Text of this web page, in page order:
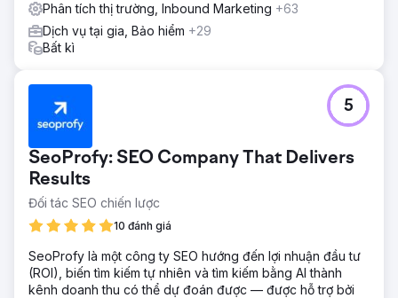
Phân tích thị trường, Inbound Marketing +63
Dịch vụ tại gia, Bảo hiểm +29
Bất kì
SeoProfy: SEO Company That Delivers
Results
Đối tác SEO chiến lược
10 đánh giá
5
SeoProfy là một công ty SEO hướng đến lợi nhuận đầu tư
(ROI), biến tìm kiếm tự nhiên và tìm kiếm bằng AI thành
kênh doanh thu có thể dự đoán được — được hỗ trợ bởi